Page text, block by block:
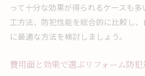
って十分な効果が得られるケースも
工方法、防犯性能を総合的に比較し
に最適な方法を検討しましょう。
費用面と効果で選ぶリフォーム防